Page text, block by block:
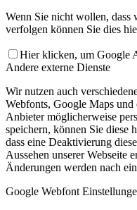
Wenn Sie nicht wollen, dass
verfolgen können Sie dies
Hier klicken, um Google
Andere externe Dienste
Wir nutzen auch
Webfonts, Google Maps und
Anbieter möglicherweise
speichern, können Sie diese
dass eine Deaktivierung
Aussehen unserer Webseite
Änderungen werden nach
Google Webfont